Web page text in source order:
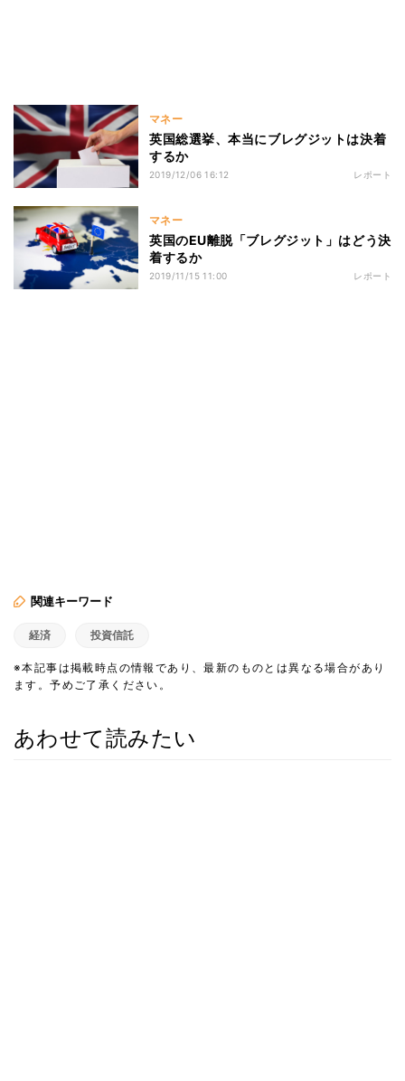
マネー
英国総選挙、本当にブレグジットは決着
するか
2019/12/06 16:12 レポート
マネー
英国のEU離脱「ブレグジット」はどう決
着するか
2019/11/15 11:00 レポート
関連キーワード
経済 投資信託
※本記事は掲載時点の情報であり、最新のものとは異なる場合があり
ます。予めご了承ください。
あわせて読みたい